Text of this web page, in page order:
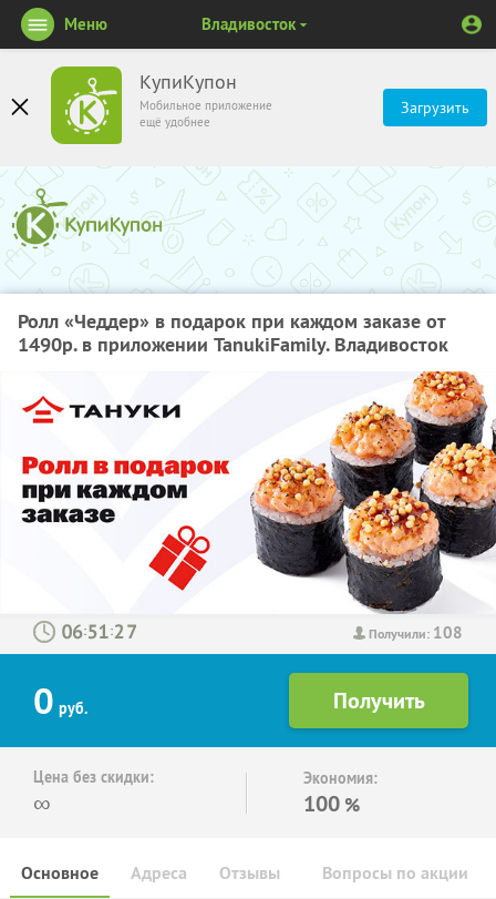
КупиКупон
Мобильное приложение
ещё удобнее
Загрузить
Меню Владивосток
Ролл «Чеддер» в подарок при каждом заказе от
1490р. в приложении TanukiFamily. Владивосток
Получили: 108
: :
0 руб.
Цена без скидки:
∞
Экономия:
100 %
Основное Отзывы Вопросы по акции
Адреса